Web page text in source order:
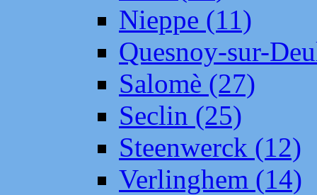
Nieppe (11)
Quesnoy-sur-
Salomè (27)
Seclin (25)
Steenwerck (12)
Verlinghem (14)